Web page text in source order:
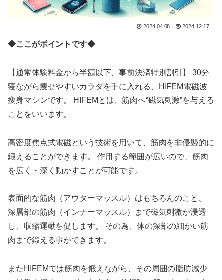
2024.04.08 2024.12.17
◆ここがポイントです◆
【通常体験料金から半額以下、事前決済特別割引】 30分
寝ながら痩せやすいカラダを手に入れる、HIFEM電磁波
痩身マシンです。 HIFEMとは、筋肉へ“磁気刺激”を与える
ことをいいます。
高密度焦点式電磁という技術を用いて、筋肉を非侵襲的に
鍛えることができます。 作用する範囲が広いので、筋肉
を広く・深く動かすことが可能です。
表面的な筋肉（アウターマッスル）はもちろんのこと、
深層部の筋肉（インナーマッスル）まで磁気刺激が浸透
し、収縮運動を促します。 その為、体の深部の細かい筋
肉まで鍛える事ができます。
またHIFEMでは筋肉を鍛えながら、その周囲の脂肪減少